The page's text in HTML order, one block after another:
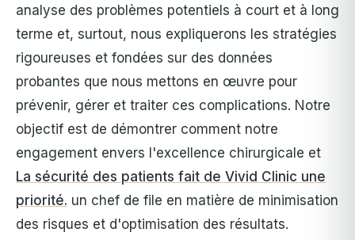
analyse des problèmes potentiels à court et à long
terme et, surtout, nous expliquerons les stratégies
rigoureuses et fondées sur des données
probantes que nous mettons en œuvre pour
prévenir, gérer et traiter ces complications. Notre
objectif est de démontrer comment notre
engagement envers l'excellence chirurgicale et
La sécurité des patients fait de Vivid Clinic une
priorité. un chef de file en matière de minimisation
des risques et d'optimisation des résultats.